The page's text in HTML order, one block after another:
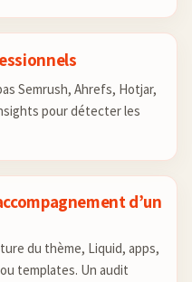
Semrush, Ahrefs, Hotjar,
pour détecter les
d’un
du thème, Liquid, apps,
templates. Un audit